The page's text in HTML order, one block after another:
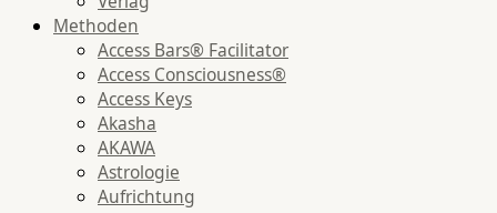
Methoden
Access Bars® Facilitator
Access Consciousness®
Access Keys
Akasha
AKAWA
Astrologie
Aufrichtung